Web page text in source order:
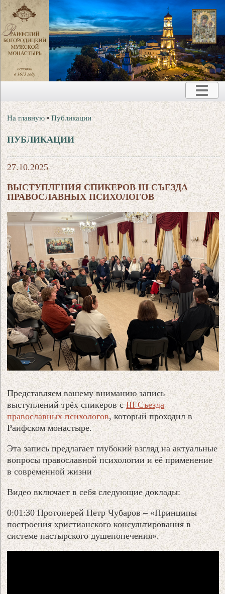
На главную •Публикации
ПУБЛИКАЦИИ
27.10.2025
ВЫСТУПЛЕНИЯ СПИКЕРОВ III СЪЕЗДА
ПРАВОСЛАВНЫХ ПСИХОЛОГОВ
Представляем вашему вниманию запись
выступлений трёх спикеров сIII Съезда
православных психологов, который проходил в
Раифском монастыре.
Эта запись предлагает глубокий взгляд на актуальные
вопросы православной психологии и её применение
в современной жизни
Видео включает в себя следующие доклады:
0:01:30 Протоиерей Петр Чубаров – «Принципы
построения христианского консультирования в
системе пастырского душепопечения».